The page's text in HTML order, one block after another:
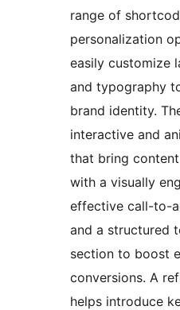
range of
personalization
easily customize
and typography
brand identity.
interactive and
that bring
with a visually
effective call-to-
and a structured
section to boost
conversions. A
helps introduce